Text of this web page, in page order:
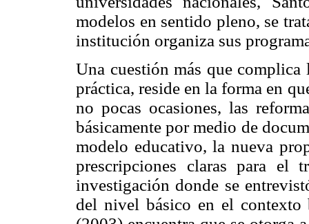
modelos en sentido pleno, se
institución organiza sus
Una cuestión más que
práctica, reside en la forma en
no pocas ocasiones, las
básicamente por medio de
modelo educativo, la nueva
prescripciones claras para el
investigación donde se
del nivel básico en el contexto